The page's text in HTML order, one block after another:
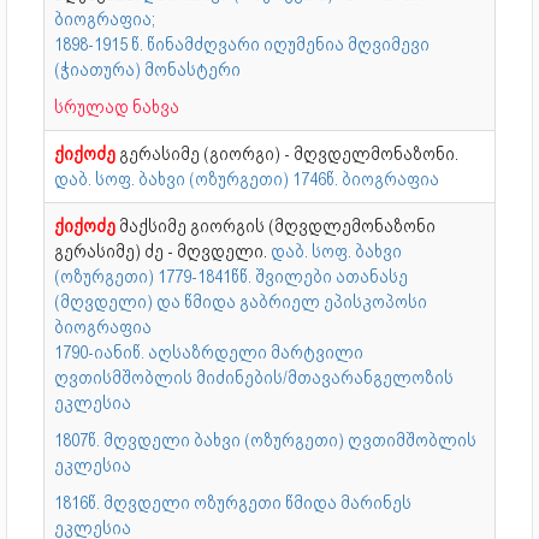
ბიოგრაფია;
1898-1915 წ. წინამძღვარი იღუმენია მღვიმევი
(ჭიათურა) მონასტერი
სრულად ნახვა
ქიქოძე გერასიმე (გიორგი) - მღვდელმონაზონი.
დაბ. სოფ. ბახვი (ოზურგეთი) 1746წ. ბიოგრაფია
ქიქოძე მაქსიმე გიორგის (მღვდლემონაზონი
გერასიმე) ძე - მღვდელი. დაბ. სოფ. ბახვი
(ოზურგეთი) 1779-1841წწ. შვილები ათანასე
(მღვდელი) და წმიდა გაბრიელ ეპისკოპოსი
ბიოგრაფია
1790-იანიწ. აღსაზრდელი მარტვილი
ღვთისმშობლის მიძინების/მთავარანგელოზის
ეკლესია
1807წ. მღვდელი ბახვი (ოზურგეთი) ღვთიმშობლის
ეკლესია
1816წ. მღვდელი ოზურგეთი წმიდა მარინეს
ეკლესია